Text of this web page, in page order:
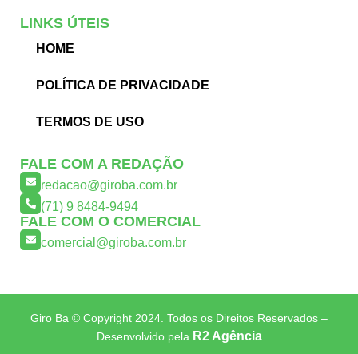
LINKS ÚTEIS
HOME
POLÍTICA DE PRIVACIDADE
TERMOS DE USO
FALE COM A REDAÇÃO
redacao@giroba.com.br
(71) 9 8484-9494
FALE COM O COMERCIAL
comercial@giroba.com.br
Giro Ba © Copyright 2024. Todos os Direitos Reservados –
Desenvolvido pela R2 Agência